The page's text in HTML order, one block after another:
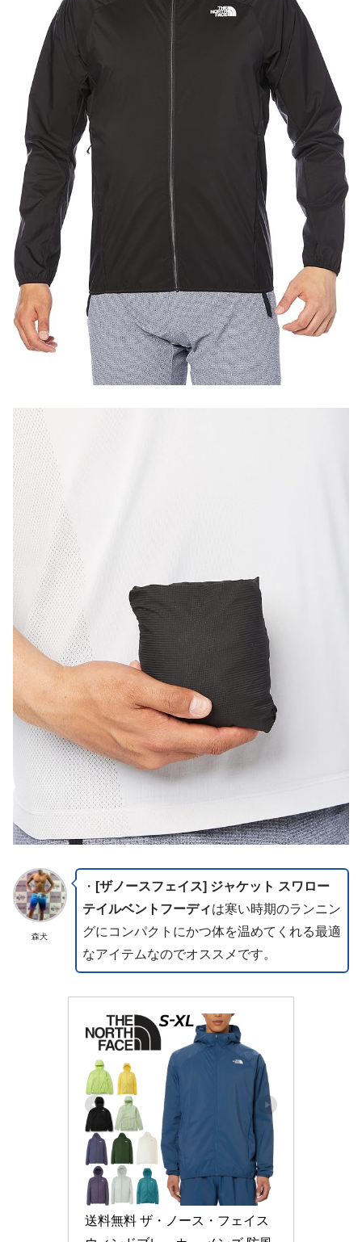
森犬
・ [ザノースフェイス] ジャケット スワロー
テイルベントフーディは寒い時期のランニン
グにコンパクトにかつ体を温めてくれる最適
なアイテムなのでオススメです。
送料無料 ザ・ノース・フェイス